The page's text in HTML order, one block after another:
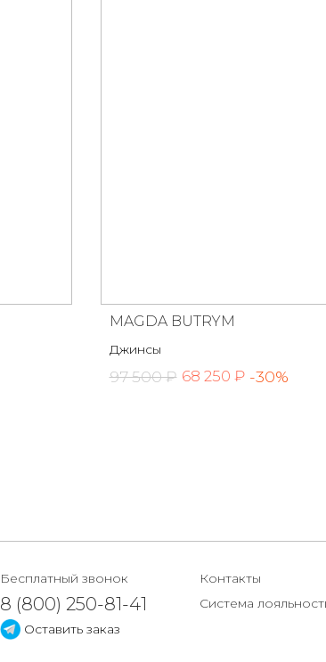
MAGDA BUTRYM
Джинсы
97 500 ₽ 68 250 ₽ -30%
Бесплатный звонок
8 (800) 250-81-41
Оставить заказ
Контакты
Система